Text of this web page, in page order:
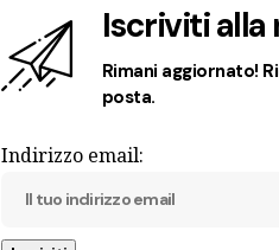
Iscriviti alla
Rimani aggiornato!
posta.
Indirizzo email: